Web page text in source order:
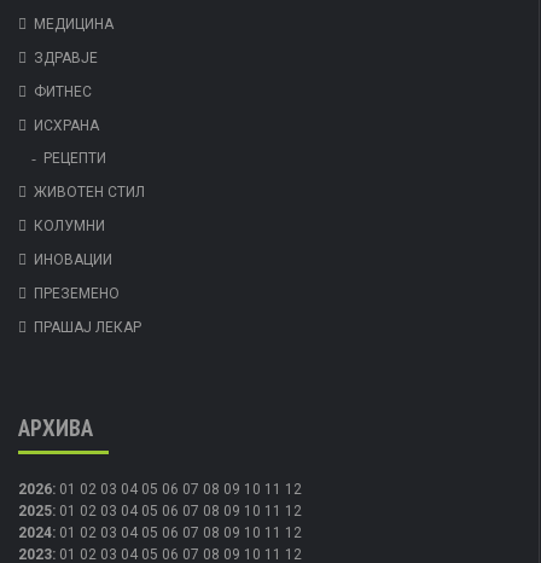
МЕДИЦИНА
ЗДРАВЈЕ
ФИТНЕС
ИСХРАНА
РЕЦЕПТИ
ЖИВОТЕН СТИЛ
КОЛУМНИ
ИНОВАЦИИ
ПРЕЗЕМЕНО
ПРАШАЈ ЛЕКАР
АРХИВА
2026: 01 02 03 04 05 06 07 08 09 10 11 12
2025: 01 02 03 04 05 06 07 08 09 10 11 12
2024: 01 02 03 04 05 06 07 08 09 10 11 12
2023: 01 02 03 04 05 06 07 08 09 10 11 12